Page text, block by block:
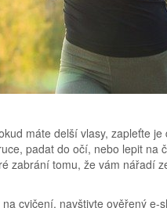
máte delší vlasy, zapleťte
padat do očí, nebo lepit
zabrání tomu, že vám nářadí
cvičení, navštivte ověřený e-